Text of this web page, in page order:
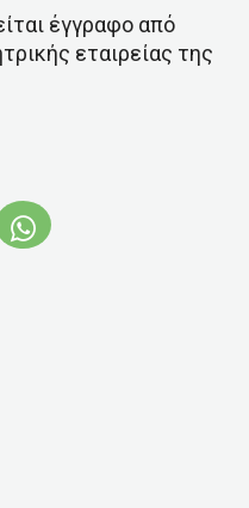
έγγραφο από
εταιρείας της